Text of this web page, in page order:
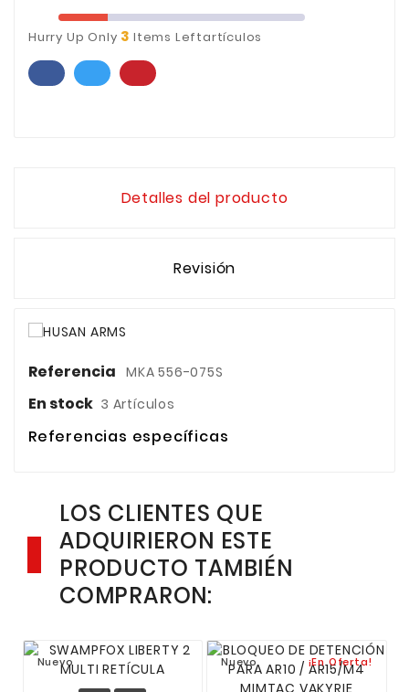
Hurry Up Only 3 Items Leftartículos
Detalles del producto
Revisión
Referencia MKA 556-075S
En stock 3 Artículos
Referencias específicas
LOS CLIENTES QUE
ADQUIRIERON ESTE
PRODUCTO TAMBIÉN
COMPRARON:
Nuevo Nuevo ¡En Oferta!